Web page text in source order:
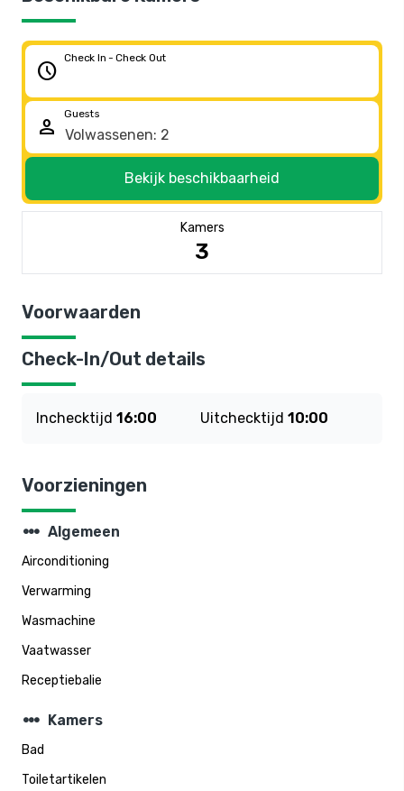
schedule
Check In - Check Out
person
Guests
Bekijk beschikbaarheid
Kamers
3
Voorwaarden
Check-In/Out details
Inchecktijd 16:00 Uitchecktijd 10:00
Voorzieningen
steppers Algemeen
Airconditioning
Verwarming
Wasmachine
Vaatwasser
Receptiebalie
steppers Kamers
Bad
Toiletartikelen